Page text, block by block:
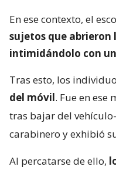
En ese contexto, el
sujetos que abrieron
intimidándolo con
Tras esto, los
del móvil. Fue en ese
tras bajar del
carabinero y exhibió
Al percatarse de ello,